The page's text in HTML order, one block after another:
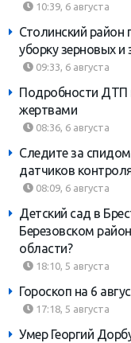
10:39, 6 августа
Столинский район
уборку зерновых и
09:33, 6 августа
Подробности ДТП
жертвами
08:36, 6 августа
Следите за
датчиков
08:09, 6 августа
Детский сад в
Березовском
области?
18:10, 5 августа
Гороскоп на 6
17:18, 5 августа
Умер Георгий